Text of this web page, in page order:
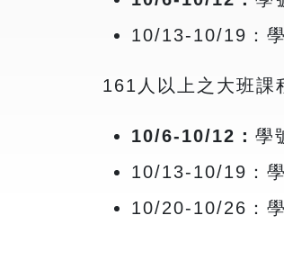
10/13-10/19：
161人以上之大班課
10/6-10/12 ： 學
10/13-10/19：
10/20-10/26：